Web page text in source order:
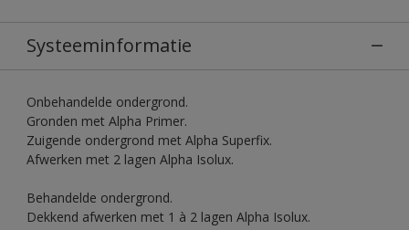
Systeeminformatie
Onbehandelde ondergrond.
Gronden met Alpha Primer.
Zuigende ondergrond met Alpha Superfix.
Afwerken met 2 lagen Alpha Isolux.
Behandelde ondergrond.
Dekkend afwerken met 1 à 2 lagen Alpha Isolux.